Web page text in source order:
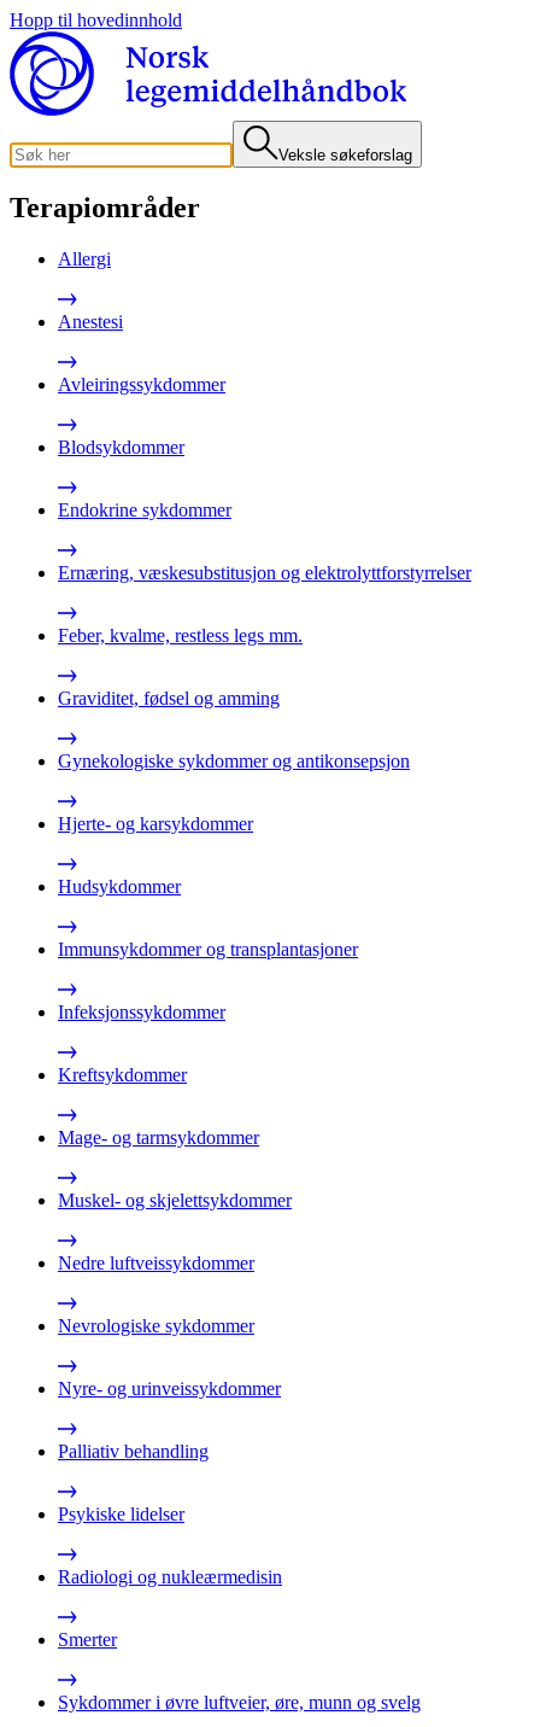
Hopp til hovedinnhold
Veksle søkeforslag
Terapiområder
Allergi
Anestesi
Avleiringssykdommer
Blodsykdommer
Endokrine sykdommer
Ernæring, væskesubstitusjon og elektrolyttforstyrrelser
Feber, kvalme, restless legs mm.
Graviditet, fødsel og amming
Gynekologiske sykdommer og antikonsepsjon
Hjerte- og karsykdommer
Hudsykdommer
Immunsykdommer og transplantasjoner
Infeksjonssykdommer
Kreftsykdommer
Mage- og tarmsykdommer
Muskel- og skjelettsykdommer
Nedre luftveissykdommer
Nevrologiske sykdommer
Nyre- og urinveissykdommer
Palliativ behandling
Psykiske lidelser
Radiologi og nukleærmedisin
Smerter
Sykdommer i øvre luftveier, øre, munn og svelg